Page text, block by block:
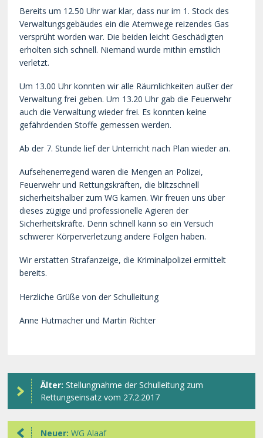
Bereits um 12.50 Uhr war klar, dass nur im 1. Stock des
Verwaltungsgebäudes ein die Atemwege reizendes Gas
versprüht worden war. Die beiden leicht Geschädigten
erholten sich schnell. Niemand wurde mithin ernstlich
verletzt.
Um 13.00 Uhr konnten wir alle Räumlichkeiten außer der
Verwaltung frei geben. Um 13.20 Uhr gab die Feuerwehr
auch die Verwaltung wieder frei. Es konnten keine
gefährdenden Stoffe gemessen werden.
Ab der 7. Stunde lief der Unterricht nach Plan wieder an.
Aufsehenerregend waren die Mengen an Polizei,
Feuerwehr und Rettungskräften, die blitzschnell
sicherheitshalber zum WG kamen. Wir freuen uns über
dieses zügige und professionelle Agieren der
Sicherheitskräfte. Denn schnell kann so ein Versuch
schwerer Körperverletzung andere Folgen haben.
Wir erstatten Strafanzeige, die Kriminalpolizei ermittelt
bereits.
Herzliche Grüße von der Schulleitung
Anne Hutmacher und Martin Richter
Älter:Stellungnahme der Schulleitung zum
Rettungseinsatz vom 27.2.2017
Neuer:WG Alaaf